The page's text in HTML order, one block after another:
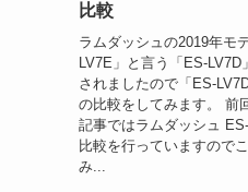
比較
ラムダッシュの2019年モ
LV7E」と言う「ES-LV7D
されましたので「ES-
の比較をしてみます。 前
記事ではラムダッシュ
比較を行っていますので
み...